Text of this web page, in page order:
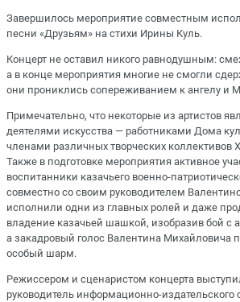
Завершилось мероприятие совместным
песни «Друзьям» на стихи Ирины Куль.
Концерт не оставил никого равнодушным:
а в конце мероприятия многие не смогли
они прониклись сопереживанием к ангелу и
Примечательно, что некоторые из артистов
деятелями искусства — работниками Дома
членами различных творческих коллективов
Также в подготовке мероприятия активное
воспитанники казачьего военно-
совместно со своим руководителем
исполнили одни из главных ролей и даже
владение казачьей шашкой, изобразив бой с
а закадровый голос Валентина Михайловича
особый шарм.
Режиссером и сценаристом концерта
руководитель информационно-издательского